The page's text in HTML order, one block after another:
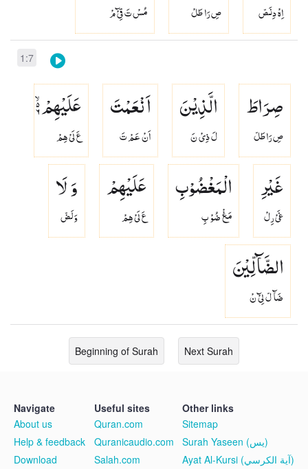
اِهْ دِنَصّ صِ رَا طَلْ مُسْ تَ قِىْٓ مْ
1:7
صِرَاطَ
صِ رَاطَلّ
الَّذِیْنَ
لَ ذِىْ نَ
اَنْعَمْتَ
اَنْ عَمْ تَ
عَلَیْهِمْ ۙ۬ۦ
عَ لَىْ هِمْ
غَیْرِ
غَىْ رِلْ
الْمَغْضُوْبِ
مَغْ ضُوْ بِ
عَلَیْهِمْ
عَ لَىْ هِمْ
وَ لَا
وَلَضّ
الضَّآلِّیْنَ
ضَآ لّ لِىْٓ نْ
Beginning of Surah Next Surah
Navigate
About us
Help & feedback
Download
Useful sites
Quran.com
Quranicaudio.com
Salah.com
Other links
Sitemap
Surah Yaseen (يس)
Ayat Al-Kursi (آية الكرسي)